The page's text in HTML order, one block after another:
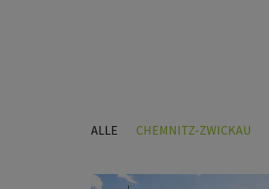
ALLE CHEMNITZ-ZWICKAU